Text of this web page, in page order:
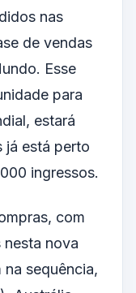
nas
de vendas
Esse
para
estará
já está perto
ingressos.
com
nova
sequência,